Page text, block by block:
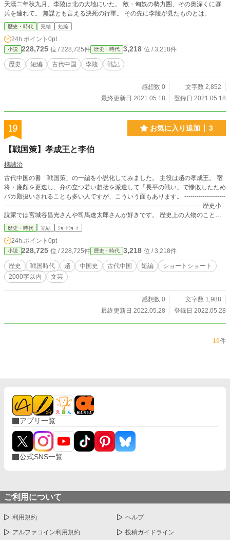
天漢二年秋九月、李陵は北の大地にいた。 敵・匈奴の勢力圏、その奥深くに寡
兵を連れて。 無謀とも言える決死の行軍。 その先に李陵が見たものとは。
歴史・時代 完結 短編
24h.ポイント 0pt
小説 228,725 位 / 228,725件 歴史・時代 3,218 位 / 3,218件
歴史 短編 古代中国 李陵 戦記
感想数 0
文字数 2,852
最終更新日 2021.05.18
登録日 2021.05.18
19 お気に入り追加 3
【戦国策】孝成王と李伯
橘誠治
古代中国の書「戦国策」の一編を小説化してみました。 主役は趙の孝成王。 宿
将・廉頗を更迭し、弁の立つ若い趙括を派遣して「長平の戦い」で惨敗したため
バカ殿扱いされることも多い人ですが、こういう面もあります。 --------------------
------------------------------------------------------------------------------------------------ 歴史小
説家では宮城谷昌光さんや司馬遼太郎さんが好きです。 歴史上の人物のことを
知るにはやっぱり物語がある方が覚えやすい。 上記のお二人の他にもいろんな
作家さんや、大和和紀さんの「あさきゆめみし」に代表される漫画家さんにぼく
もたくさんお世話になりました。 ぼくは特に古代中国史が好きなので題材はそ
こに求めることが多いですが、その恩返しの気持ちも込めて、自分もいろんな人
に、あまり詳しく知られていない歴史上の人物について物語を通して伝えてゆき
たい。 そんな風に思いながら書いています。
歴史・時代 完結 ｼｮｰﾄｼｮｰﾄ
24h.ポイント 0pt
小説 228,725 位 / 228,725件 歴史・時代 3,218 位 / 3,218件
歴史 戦国時代 趙 中国史 古代中国 短編
ショートショート
2000字以内
文芸
感想数 0
文字数 1,988
最終更新日 2022.05.28
登録日 2022.05.28
19件
アプリ一覧
公式SNS一覧
ご利用について
利用規約 ヘルプ
アルファコイン利用規約 投稿ガイドライン